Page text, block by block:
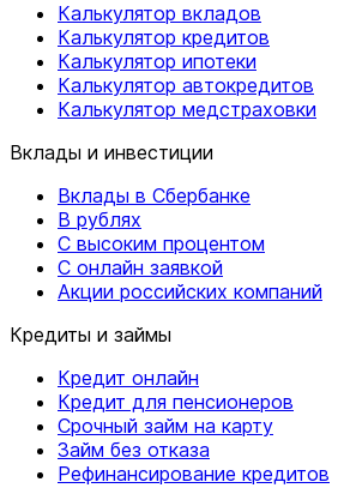
Калькулятор вкладов
Калькулятор кредитов
Калькулятор ипотеки
Калькулятор автокредитов
Калькулятор медстраховки
Вклады и инвестиции
Вклады в Сбербанке
В рублях
С высоким процентом
С онлайн заявкой
Акции российских компаний
Кредиты и займы
Кредит онлайн
Кредит для пенсионеров
Срочный займ на карту
Займ без отказа
Рефинансирование кредитов